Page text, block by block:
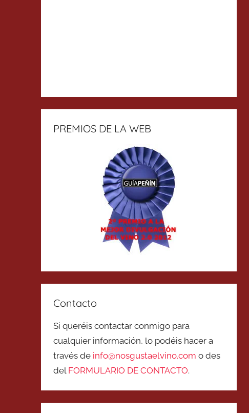
PREMIOS DE LA WEB
Contacto
Si queréis contactar conmigo para
cualquier información, lo podéis hacer a
través de info@nosgustaelvino.com o des
del FORMULARIO DE CONTACTO.